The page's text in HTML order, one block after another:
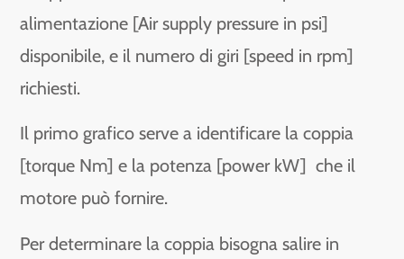
alimentazione [Air supply pressure in psi]
disponibile, e il numero di giri [speed in rpm]
richiesti.
Il primo grafico serve a identificare la coppia
[torque Nm] e la potenza [power kW] che il
motore può fornire.
Per determinare la coppia bisogna salire in